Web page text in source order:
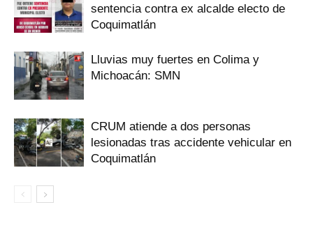
sentencia contra ex alcalde electo de
Coquimatlán
Lluvias muy fuertes en Colima y
Michoacán: SMN
CRUM atiende a dos personas
lesionadas tras accidente vehicular en
Coquimatlán